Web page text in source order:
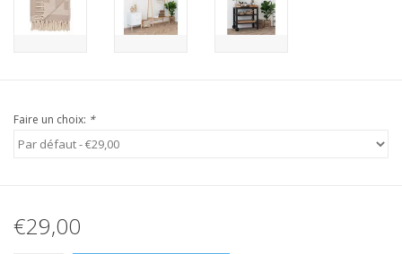
Faire un choix: *
€29,00